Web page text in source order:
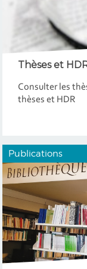
Thèses et
Consulter les
thèses et HDR
Publications